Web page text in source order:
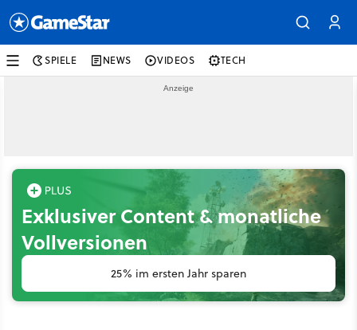
SPIELE NEWS VIDEOS TECH
Exklusiver Content & monatliche
Vollversionen
25% im ersten Jahr sparen